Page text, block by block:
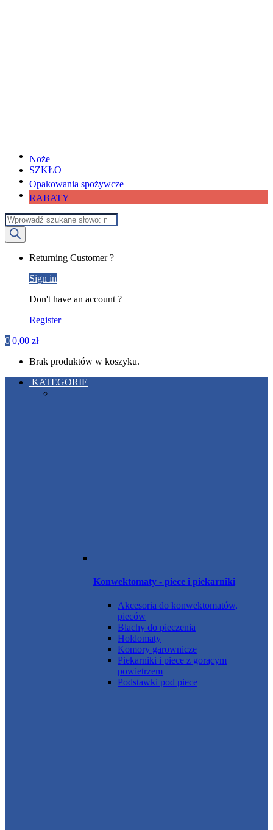
Noże
SZKŁO
Opakowania spożywcze
RABATY
Wyszukiwarka
produktów
Returning Customer ?
Sign in
Don't have an account ?
Register
0 0,00 zł
Brak produktów w koszyku.
KATEGORIE
Konwektomaty - piece i piekarniki
Akcesoria do konwektomatów,
pieców
Blachy do pieczenia
Holdomaty
Komory garownicze
Piekarniki i piece z gorącym
powietrzem
Podstawki pod piece